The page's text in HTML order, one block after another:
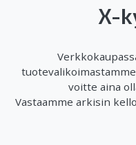
X-
voitte aina
Vastaamme arkisin